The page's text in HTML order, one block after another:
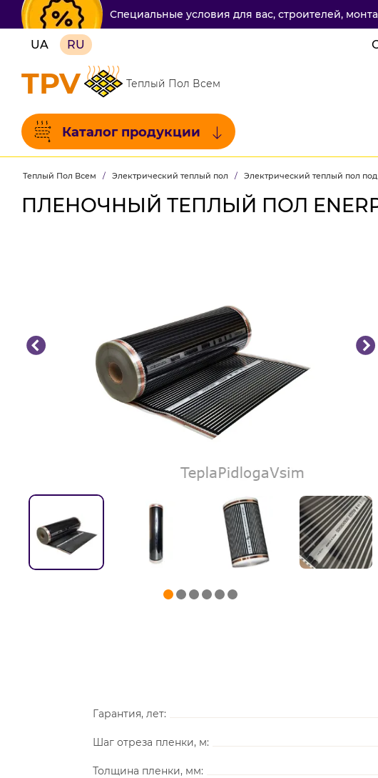
Специальные условия для вас, строителей,
UA RU
TPV Теплый Пол Всем
Каталог продукции
Теплый Пол Всем / Электрический теплый пол / Электрический теплый пол
ПЛЕНОЧНЫЙ ТЕПЛЫЙ ПОЛ
Гарантия, лет:
Шаг отреза пленки, м:
Толщина пленки, мм: